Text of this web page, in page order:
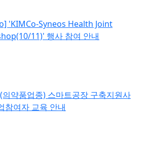
'KIMCo-Syneos Health Joint
11)' 행사 참여 안내
의약품업종) 스마트공장 구축지원사
참여자 교육 안내